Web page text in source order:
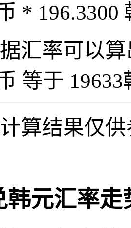
* 196.3300
汇率可以
等于
算结果仅
韩元汇率走